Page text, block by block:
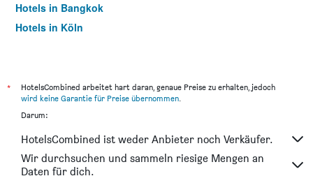
Hotels in Bangkok
Hotels in Köln
*
HotelsCombined arbeitet hart daran, genaue Preise zu erhalten, jedoch
wird keine Garantie für Preise übernommen.
Darum:
HotelsCombined ist weder Anbieter noch Verkäufer.
Wir durchsuchen und sammeln riesige Mengen an
Daten für dich.